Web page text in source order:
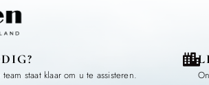
staat klaar om u te assisteren.